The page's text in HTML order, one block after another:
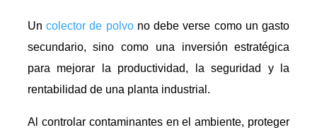
Un colector de polvono debe verse como un gasto
secundario, sino como una inversión estratégica
para mejorar la productividad, la seguridad y la
rentabilidad de una planta industrial.
Al controlar contaminantes en el ambiente, proteger